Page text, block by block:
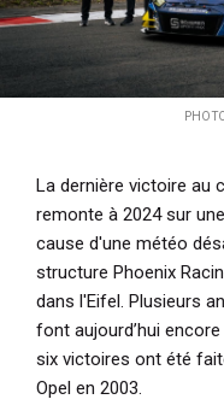
La dernière victoire au
remonte à 2024 sur
cause d'une météo
structure Phoenix
dans l'Eifel. Plusieurs
font aujourd’hui
six victoires ont été
Opel en 2003.